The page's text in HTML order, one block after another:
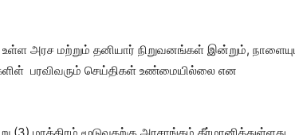
உள்ள அரச மற்றும் தனியார் நிறுவனங்கள் இன்றும்,
பரவிவரும் செய்திகள் உண்மையில்லை என